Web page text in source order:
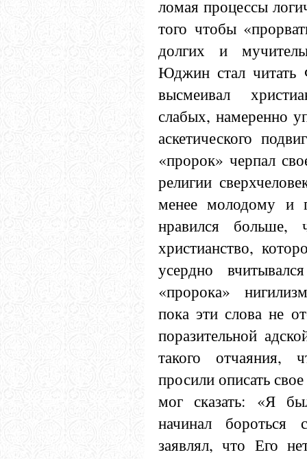
ломая процессы
того чтобы
долгих и
Юджин стал
высмеивал
слабых, намеренно
аскетического
«пророк» черпал
религии
менее молодому и
нравился больше,
христианство,
усердно
«пророка»
пока эти слова не
поразительной
такого отчаяния,
просили описать
мог сказать: «Я
начинал
заявлял, что Его